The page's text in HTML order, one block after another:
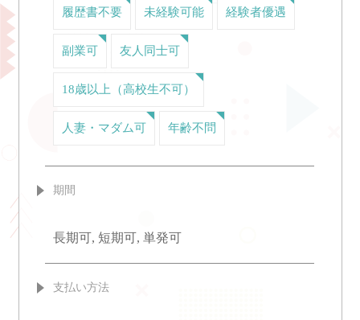
履歴書不要 未経験可能 経験者優遇
副業可 友人同士可
18歳以上（高校生不可）
人妻・マダム可 年齢不問
期間
長期可, 短期可, 単発可
支払い方法